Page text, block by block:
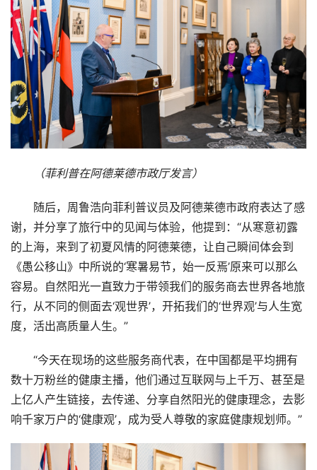
（菲利普在阿德莱德市政厅发言）
随后，周鲁浩向菲利普议员及阿德莱德市政府表达了感
谢，并分享了旅行中的见闻与体验，他提到：“从寒意初露
的上海，来到了初夏风情的阿德莱德，让自己瞬间体会到
《愚公移山》中所说的‘寒暑易节，始一反焉’原来可以那么
容易。自然阳光一直致力于带领我们的服务商去世界各地旅
行，从不同的侧面去‘观世界’，开拓我们的‘世界观’与人生宽
度，活出高质量人生。”
“今天在现场的这些服务商代表，在中国都是平均拥有
数十万粉丝的健康主播，他们通过互联网与上千万、甚至是
上亿人产生链接，去传递、分享自然阳光的健康理念，去影
响千家万户的‘健康观’，成为受人尊敬的家庭健康规划师。”